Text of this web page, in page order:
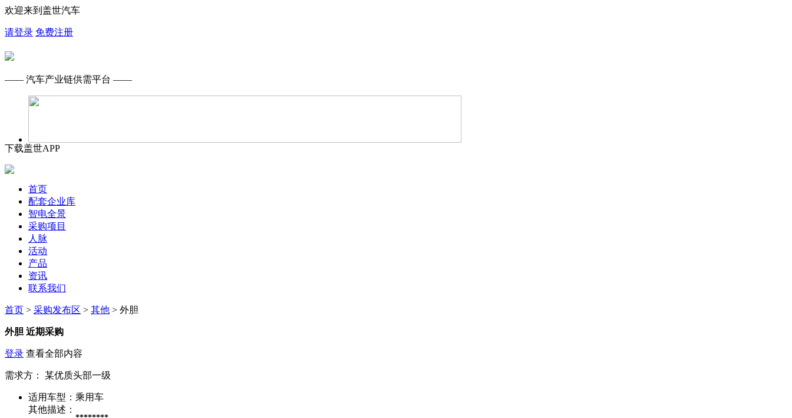
欢迎来到盖世汽车
请登录 免费注册
—— 汽车产业链供需平台 ——
下载盖世APP
首页
配套企业库
智电全景
采购项目
人脉
活动
产品
资讯
联系我们
首页 > 采购发布区 > 其他 > 外胆
外胆 近期采购
登录 查看全部内容
需求方： 某优质头部一级
适用车型： 乘用车
其他描述：